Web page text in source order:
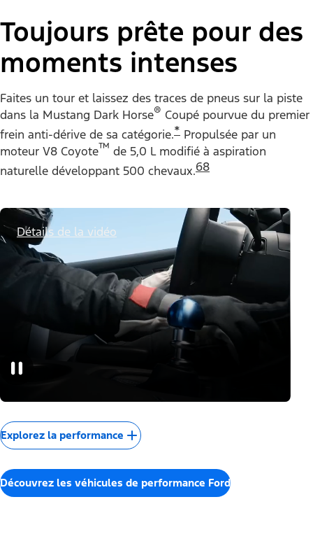
Toujours prête pour des
moments intenses
Faites un tour et laissez des traces de pneus sur la piste
dans la Mustang Dark Horse® Coupé pourvue du premier
frein anti-dérive de sa catégorie.* Propulsée par un
moteur V8 Coyote™ de 5,0 L modifié à aspiration
naturelle développant 500 chevaux.68
Détails de la vidéo
Explorez la performance
Découvrez les véhicules de performance Ford